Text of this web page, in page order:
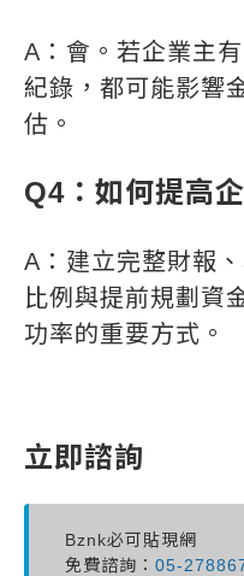
A：會。若企業主
紀錄，都可能影響
估。
Q4：如何提高
A：建立完整財報
比例與提前規劃資
功率的重要方式。
立即諮詢
Bznk必可貼現網
免費諮詢： 05-